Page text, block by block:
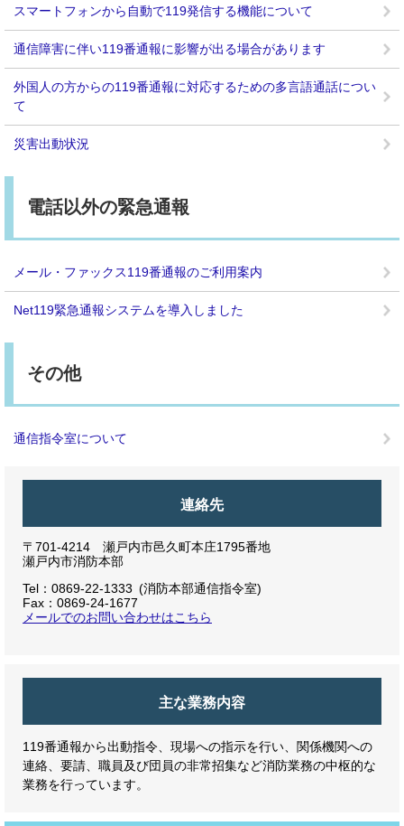
スマートフォンから自動で119発信する機能について
通信障害に伴い119番通報に影響が出る場合があります
外国人の方からの119番通報に対応するための多言語通話につい
て
災害出動状況
電話以外の緊急通報
メール・ファックス119番通報のご利用案内
Net119緊急通報システムを導入しました
その他
通信指令室について
連絡先
〒701-4214 瀬戸内市邑久町本庄1795番地
瀬戸内市消防本部
Tel：0869-22-1333
消防本部通信指令室
Fax：0869-24-1677
メールでのお問い合わせはこちら
主な業務内容
119番通報から出動指令、現場への指示を行い、関係機関への
連絡、要請、職員及び団員の非常招集など消防業務の中枢的な
業務を行っています。